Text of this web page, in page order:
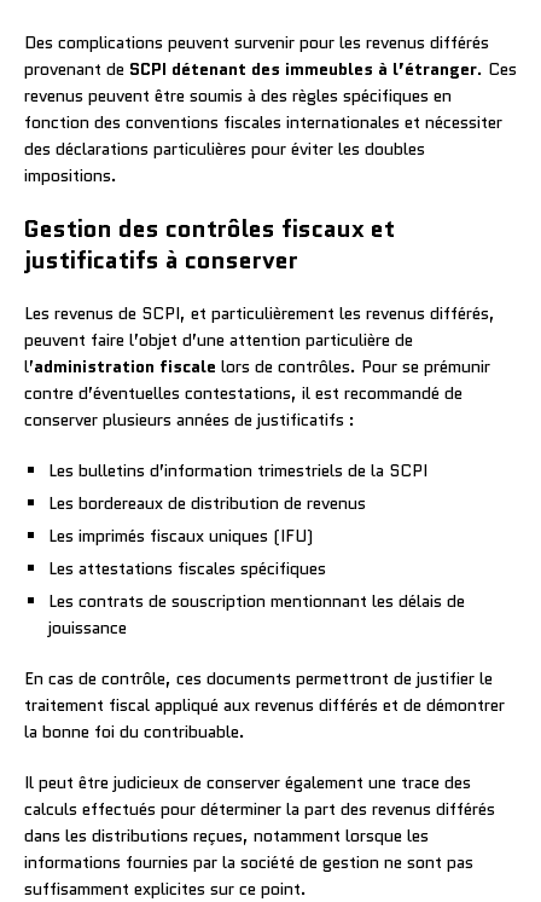
Des complications peuvent survenir pour les revenus différés
provenant de SCPI détenant des immeubles à l’étranger. Ces
revenus peuvent être soumis à des règles spécifiques en
fonction des conventions fiscales internationales et nécessiter
des déclarations particulières pour éviter les doubles
impositions.
Gestion des contrôles fiscaux et
justificatifs à conserver
Les revenus de SCPI, et particulièrement les revenus différés,
peuvent faire l’objet d’une attention particulière de
l’administration fiscale lors de contrôles. Pour se prémunir
contre d’éventuelles contestations, il est recommandé de
conserver plusieurs années de justificatifs :
Les bulletins d’information trimestriels de la SCPI
Les bordereaux de distribution de revenus
Les imprimés fiscaux uniques (IFU)
Les attestations fiscales spécifiques
Les contrats de souscription mentionnant les délais de
jouissance
En cas de contrôle, ces documents permettront de justifier le
traitement fiscal appliqué aux revenus différés et de démontrer
la bonne foi du contribuable.
Il peut être judicieux de conserver également une trace des
calculs effectués pour déterminer la part des revenus différés
dans les distributions reçues, notamment lorsque les
informations fournies par la société de gestion ne sont pas
suffisamment explicites sur ce point.